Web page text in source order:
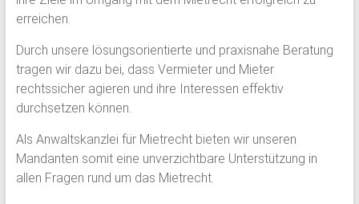
erreichen.
Durch unsere lösungsorientierte und praxisnahe Beratung
tragen wir dazu bei, dass Vermieter und Mieter
rechtssicher agieren und ihre Interessen effektiv
durchsetzen können.
Als Anwaltskanzlei für Mietrecht bieten wir unseren
Mandanten somit eine unverzichtbare Unterstützung in
allen Fragen rund um das Mietrecht.